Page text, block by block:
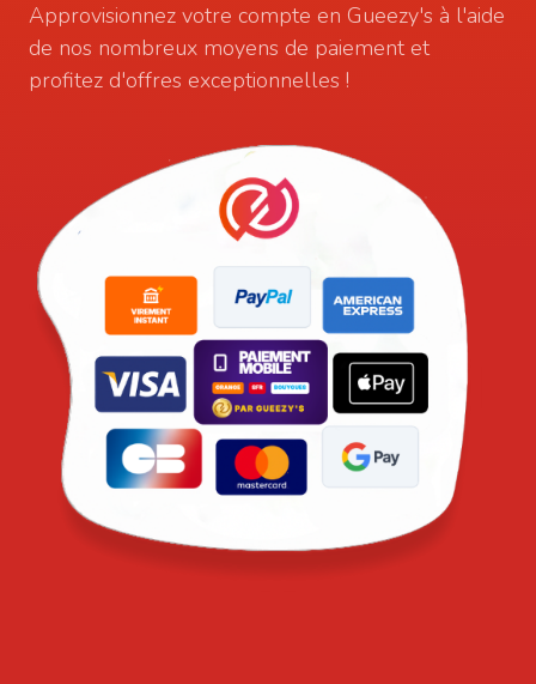
Approvisionnez votre compte en Gueezy's à l'aide
de nos nombreux moyens de paiement et
profitez d'offres exceptionnelles !